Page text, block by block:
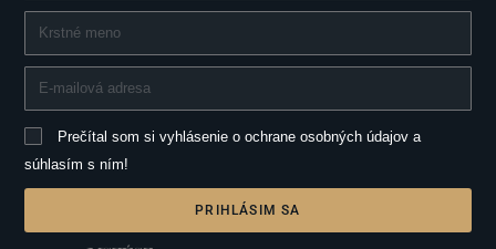
Prečítal som si vyhlásenie o ochrane osobných údajov a
súhlasím s ním!
PRIHLÁSIM SA